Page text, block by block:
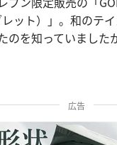
ット）」。和のテ
のを知っていました
広告